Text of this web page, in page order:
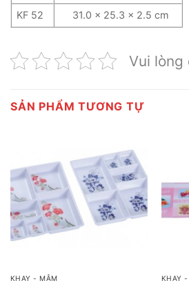
KF 52
31.0 x 25.3 x 2.5 cm
Vui lòng
SẢN PHẨM TƯƠNG TỰ
KHAY - MÂM KHAY